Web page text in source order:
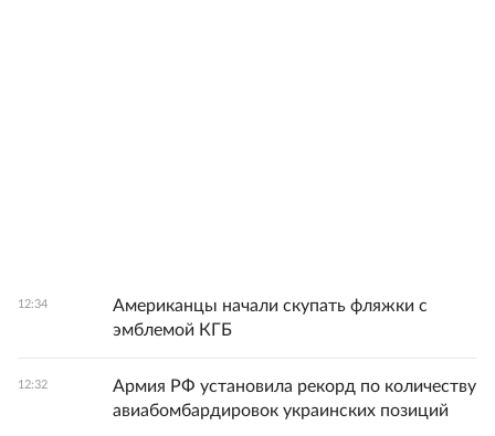
12:34
Американцы начали скупать фляжки с
эмблемой КГБ
12:32
Армия РФ установила рекорд по количеству
авиабомбардировок украинских позиций